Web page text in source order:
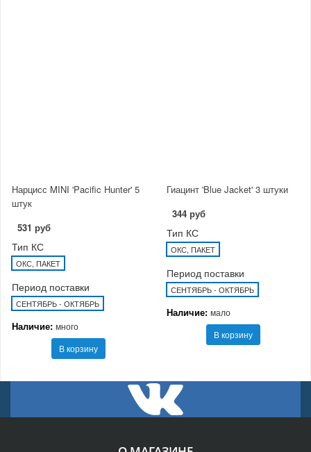
Нарцисс MINI 'Pacific Hunter' 5
штук
531 руб
Тип КС
ОКС, ПАКЕТ
Период поставки
СЕНТЯБРЬ - ОКТЯБРЬ
Наличие: много
В корзину
Гиацинт 'Blue Jacket' 3 штуки
344 руб
Тип КС
ОКС, ПАКЕТ
Период поставки
СЕНТЯБРЬ - ОКТЯБРЬ
Наличие: мало
В корзину